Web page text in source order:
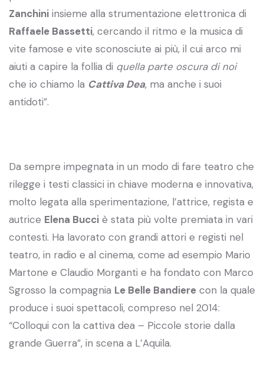
Zanchini insieme alla strumentazione elettronica di
Raffaele Bassetti, cercando il ritmo e la musica di
vite famose e vite sconosciute ai più, il cui arco mi
aiuti a capire la follia di quella parte oscura di noi
che io chiamo la Cattiva Dea, ma anche i suoi
antidoti”.
Da sempre impegnata in un modo di fare teatro che
rilegge i testi classici in chiave moderna e innovativa,
molto legata alla sperimentazione, l’attrice, regista e
autrice Elena Bucci è stata più volte premiata in vari
contesti. Ha lavorato con grandi attori e registi nel
teatro, in radio e al cinema, come ad esempio Mario
Martone e Claudio Morganti e ha fondato con Marco
Sgrosso la compagnia Le Belle Bandiere con la quale
produce i suoi spettacoli, compreso nel 2014:
“Colloqui con la cattiva dea – Piccole storie dalla
grande Guerra”, in scena a L’Aquila.